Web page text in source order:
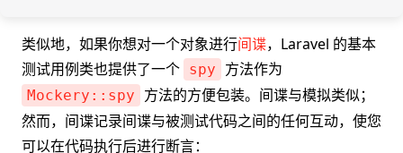
类似地，如果你想对一个对象进行间谍，Laravel 的基本
测试用例类也提供了一个 spy 方法作为
Mockery::spy
方法的方便包装。间谍与模拟类似；
然而，间谍记录间谍与被测试代码之间的任何互动，使您
可以在代码执行后进行断言：